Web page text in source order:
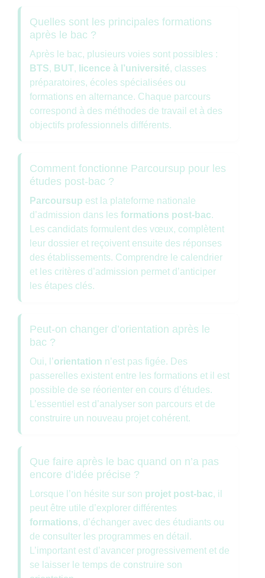
Quelles sont les principales formations
après le bac ?
Après le bac, plusieurs voies sont possibles :
BTS, BUT, licence à l’université, classes
préparatoires, écoles spécialisées ou
formations en alternance. Chaque parcours
correspond à des méthodes de travail et à des
objectifs professionnels différents.
Comment fonctionne Parcoursup pour les
études post-bac ?
Parcoursup est la plateforme nationale
d’admission dans les formations post-bac.
Les candidats formulent des vœux, complètent
leur dossier et reçoivent ensuite des réponses
des établissements. Comprendre le calendrier
et les critères d’admission permet d’anticiper
les étapes clés.
Peut-on changer d’orientation après le
bac ?
Oui, l’orientation n’est pas figée. Des
passerelles existent entre les formations et il est
possible de se réorienter en cours d’études.
L’essentiel est d’analyser son parcours et de
construire un nouveau projet cohérent.
Que faire après le bac quand on n’a pas
encore d’idée précise ?
Lorsque l’on hésite sur son projet post-bac, il
peut être utile d’explorer différentes
formations, d’échanger avec des étudiants ou
de consulter les programmes en détail.
L’important est d’avancer progressivement et de
se laisser le temps de construire son